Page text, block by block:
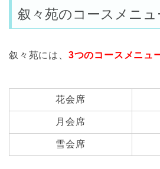
叙々苑のコースメニュ
叙々苑には、 3つのコースメニュ
花会席
月会席
雪会席